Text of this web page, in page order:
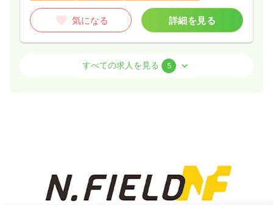
気になる 詳細を見る
正・准看護師
気になる 詳細を見る
すべての求人を見る 5